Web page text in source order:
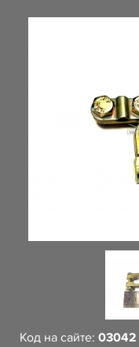
Код на сайте: 03042